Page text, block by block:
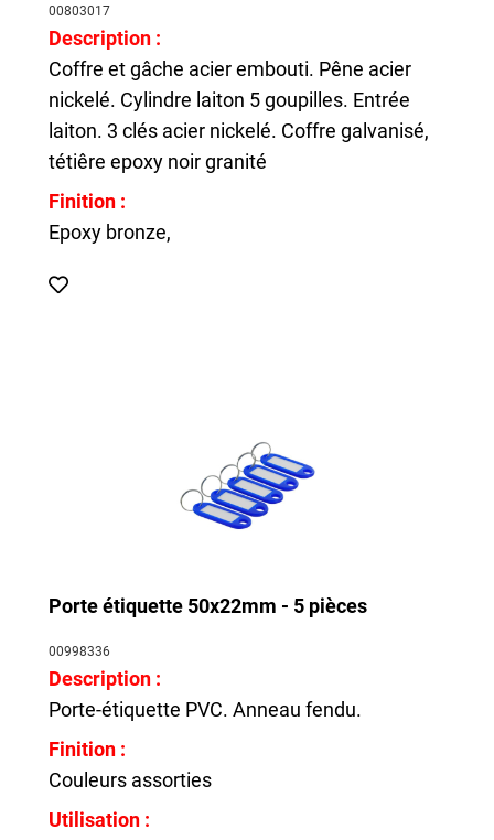
00803017
Description :
Coffre et gâche acier embouti. Pêne acier
nickelé. Cylindre laiton 5 goupilles. Entrée
laiton. 3 clés acier nickelé. Coffre galvanisé,
tétiêre epoxy noir granité
Finition :
Epoxy bronze,
Porte étiquette 50x22mm - 5 pièces
00998336
Description :
Porte-étiquette PVC. Anneau fendu.
Finition :
Couleurs assorties
Utilisation :